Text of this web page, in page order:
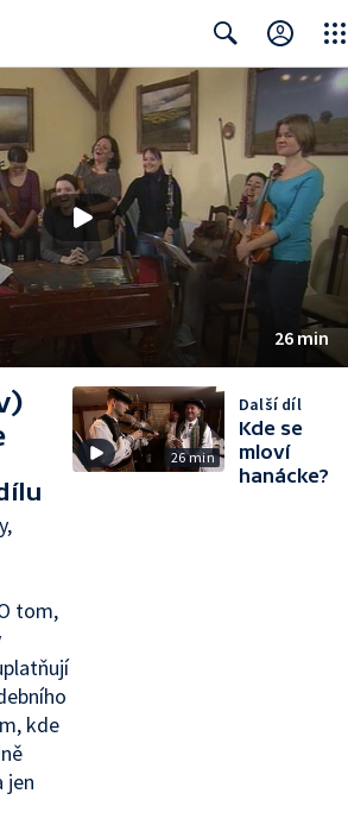
26 min
tom,
kde
jen
26 min
Další díl
Kde se
mloví
hanácke?